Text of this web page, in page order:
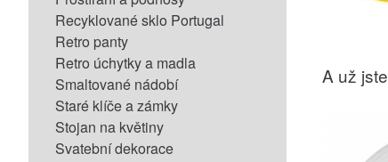
Recyklované sklo Portugal
Retro panty
Retro úchytky a madla
Smaltované nádobí
Staré klíče a zámky
Stojan na květiny
Svatební dekorace
A už